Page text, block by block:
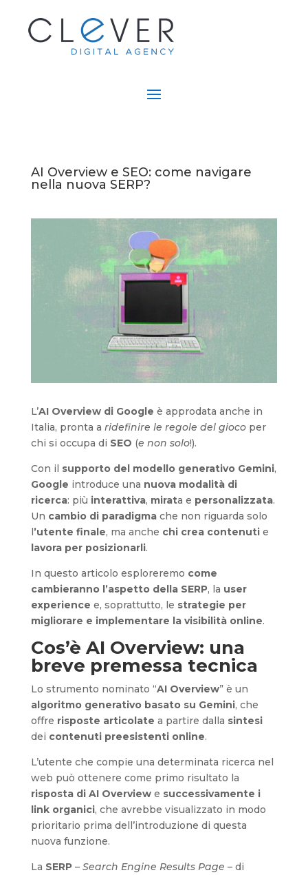
AI Overview e SEO: come navigare
nella nuova SERP?
L’AI Overview di Google è approdata anche in
Italia, pronta a ridefinire le regole del giocoper
chi si occupa di SEO (e non solo!).
Con il supporto del modello generativo Gemini,
Google introduce una nuova modalità di
ricerca: più interattiva, mirata e personalizzata.
Un cambio di paradigmache non riguarda solo
l’utente finale, ma anche chi crea contenutie
lavora per posizionarli.
In questo articolo esploreremo come
cambieranno l’aspetto della SERP, la user
experience e, soprattutto, le strategie per
migliorare e implementare la visibilità online.
Cos’è AI Overview: una
breve premessa tecnica
Lo strumento nominato “AI Overview” è un
algoritmo generativo basato su Gemini, che
offre risposte articolate a partire dalla sintesi
dei contenuti preesistenti online.
L’utente che compie una determinata ricerca nel
web può ottenere come primo risultato la
risposta di AI Overviewe successivamente i
link organici, che avrebbe visualizzato in modo
prioritario prima dell’introduzione di questa
nuova funzione.
La SERP– Search Engine Results Page – di